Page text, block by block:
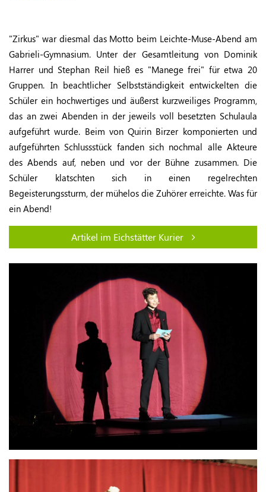
"Zirkus" war diesmal das Motto beim Leichte-Muse-Abend am
Gabrieli-Gymnasium. Unter der Gesamtleitung von Dominik
Harrer und Stephan Reil hieß es "Manege frei" für etwa 20
Gruppen. In beachtlicher Selbstständigkeit entwickelten die
Schüler ein hochwertiges und äußerst kurzweiliges Programm,
das an zwei Abenden in der jeweils voll besetzten Schulaula
aufgeführt wurde. Beim von Quirin Birzer komponierten und
aufgeführten Schlussstück fanden sich nochmal alle Akteure
des Abends auf, neben und vor der Bühne zusammen. Die
Schüler klatschten sich in einen regelrechten
Begeisterungssturm, der mühelos die Zuhörer erreichte. Was für
ein Abend!
Artikel im Eichstätter Kurier